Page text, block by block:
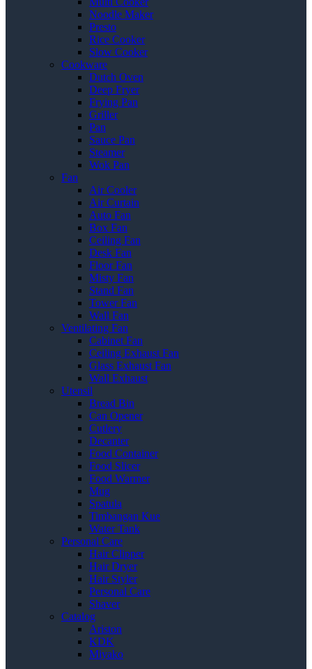
Noodle Maker
Presto
Rice Cooker
Slow Cooker
Cookware
Dutch Oven
Deep Fryer
Frying Pan
Griller
Pan
Sauce Pan
Steamer
Wok Pan
Fan
Air Cooler
Air Curtain
Auto Fan
Box Fan
Ceiling Fan
Desk Fan
Floor Fan
Misty Fan
Stand Fan
Tower Fan
Wall Fan
Ventilating Fan
Cabinet Fan
Ceiling Exhaust Fan
Glass Exhaust Fan
Wall Exhaust
Utensil
Bread Bin
Can Opener
Cutlery
Decanter
Food Container
Food Slicer
Food Warmer
Mug
Spatula
Timbangan Kue
Water Tank
Personal Care
Hair Clipper
Hair Dryer
Hair Styler
Personal Care
Shaver
Catalog
Ariston
KDK
Miyako